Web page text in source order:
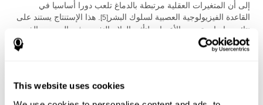
This website uses cookies
إلى أن المتغيرات العقلية مرتبطة بالدماغ تلعب دورا أساسيا في
القاعدة الفيزيولوجية العصبية لسلوك البشر[5]
. هذا الإستنتاج يستند على
نتائج دراسات تصوير الأعصاب لتأثير العلاج النفسي في المرضى الذين
يعانون من الخلل القهري, اضطرابات الهلع أو الإكتئاب أحادي القطب, ما
يظهر أن الوظائف والعمليات المتورطة في نشاط الدماغ تؤثر على
.تلك الدراسات تبين أن مجرد الإعتقاد والتوقع الذي
أنشأه تناول دواء وهمي, يضبط نشاط الدماغ الفسيولوجي والكيميائي.